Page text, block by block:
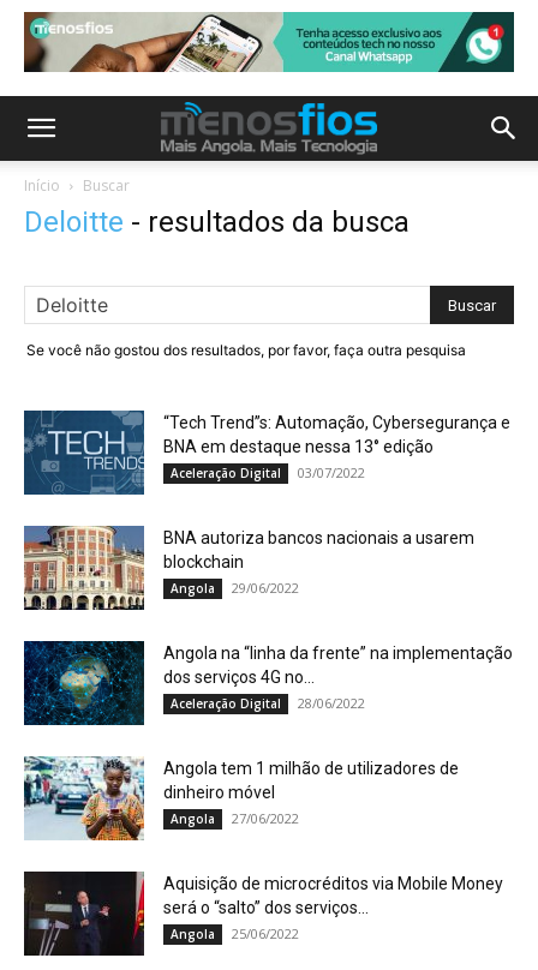
Início Buscar
Deloitte - resultados da busca
Se você não gostou dos resultados, por favor, faça outra pesquisa
“Tech Trend”s: Automação, Cybersegurança e
BNA em destaque nessa 13° edição
Aceleração Digital 03/07/2022
BNA autoriza bancos nacionais a usarem
blockchain
Angola 29/06/2022
Angola na “linha da frente” na implementação
dos serviços 4G no...
Aceleração Digital 28/06/2022
Angola tem 1 milhão de utilizadores de
dinheiro móvel
Angola 27/06/2022
Aquisição de microcréditos via Mobile Money
será o “salto” dos serviços...
Angola 25/06/2022